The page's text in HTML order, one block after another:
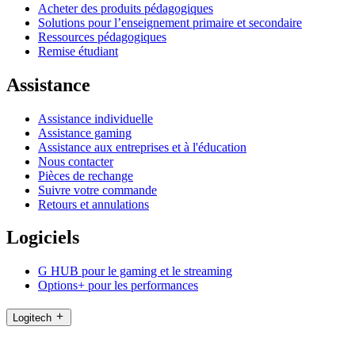
Acheter des produits pédagogiques
Solutions pour l’enseignement primaire et secondaire
Ressources pédagogiques
Remise étudiant
Assistance
Assistance individuelle
Assistance gaming
Assistance aux entreprises et à l'éducation
Nous contacter
Pièces de rechange
Suivre votre commande
Retours et annulations
Logiciels
G HUB pour le gaming et le streaming
Options+ pour les performances
Logitech